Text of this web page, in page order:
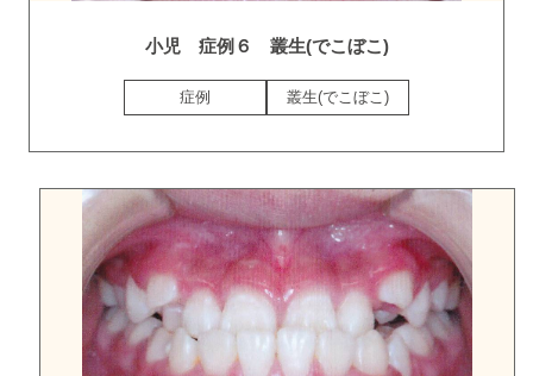
小児 症例６ 叢生(でこぼこ)
症例 叢生(でこぼこ)